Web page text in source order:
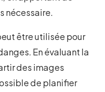
nécessaire.
être utilisée pour
En évaluant la
des images
de planifier